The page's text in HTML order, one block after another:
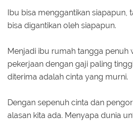
Ibu bisa menggantikan siapapun,
bisa digantikan oleh siapapun.
Menjadi ibu rumah tangga penuh
pekerjaan dengan gaji paling
diterima adalah cinta yang murni.
Dengan sepenuh cinta dan
alasan kita ada. Menyapa dunia